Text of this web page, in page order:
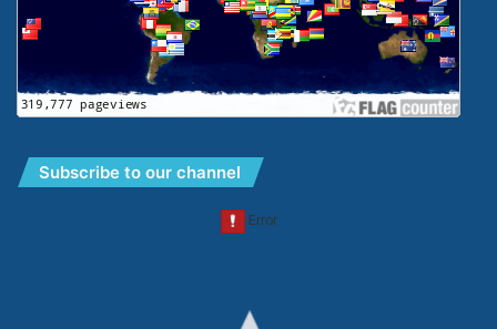
Subscribe to our channel